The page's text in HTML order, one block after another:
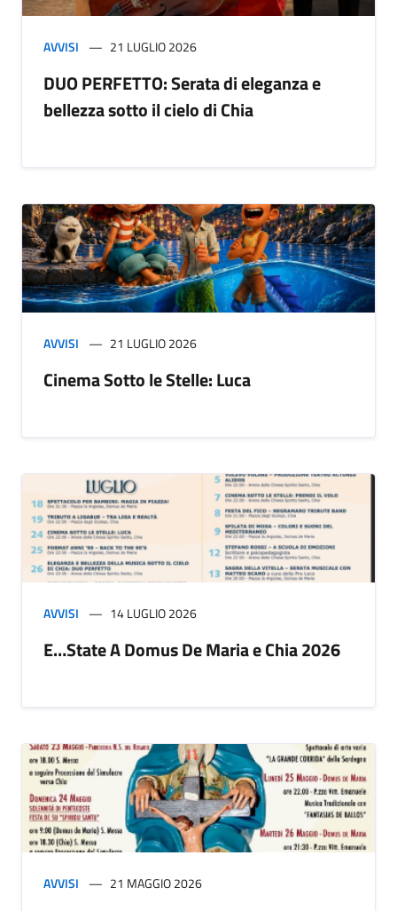
AVVISI 21 LUGLIO 2026
DUO PERFETTO: Serata di eleganza e
bellezza sotto il cielo di Chia
AVVISI 21 LUGLIO 2026
Cinema Sotto le Stelle: Luca
AVVISI 14 LUGLIO 2026
E…State A Domus De Maria e Chia 2026
AVVISI 21 MAGGIO 2026